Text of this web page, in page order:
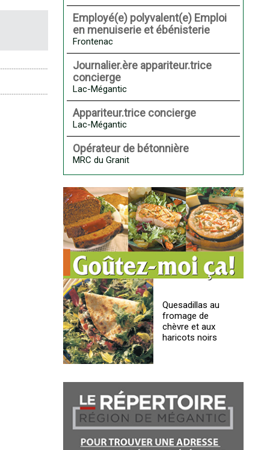
Employé(e) polyvalent(e) Emploi
en menuiserie et ébénisterie
Frontenac
Journalier.ère appariteur.trice
concierge
Lac-Mégantic
Appariteur.trice concierge
Lac-Mégantic
Opérateur de bétonnière
MRC du Granit
Quesadillas au
fromage de
chèvre et aux
haricots noirs